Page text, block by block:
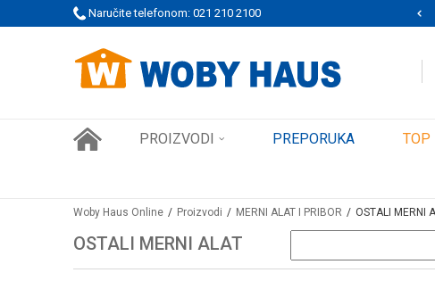
Naručite telefonom: 021 210 2100
PORUDŽBINE! SIGURNO PLAĆANJE PLATNIM KARTICAMA
PROIZVODI PREPORUKA TOP
Woby Haus Online Proizvodi MERNI ALAT I PRIBOR OSTALI MERNI
OSTALI MERNI ALAT